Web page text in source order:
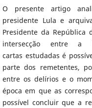
O presente artigo
presidente Lula e
Presidente da República
intersecção entre a
cartas estudadas é
parte dos remetentes,
entre os delírios e o
época em que as
possível concluir que a